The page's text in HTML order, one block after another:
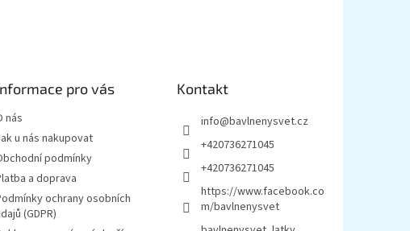
pro vás
nás
u nás nakupovat
podmínky
a doprava
ochrany osobních
(GDPR)
Kontakt
info@bavlnenysvet.cz
+420736271045
+420736271045
https://www.facebook.co
m/bavlnenysvet